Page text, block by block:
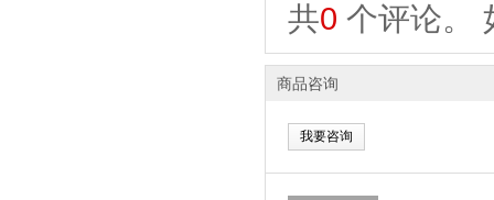
共0 个评论。
商品咨询
我要咨询